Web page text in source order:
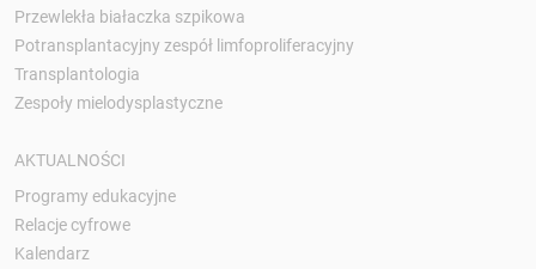
Przewlekła białaczka szpikowa
Potransplantacyjny zespół limfoproliferacyjny
Transplantologia
Zespoły mielodysplastyczne
AKTUALNOŚCI
Programy edukacyjne
Relacje cyfrowe
Kalendarz